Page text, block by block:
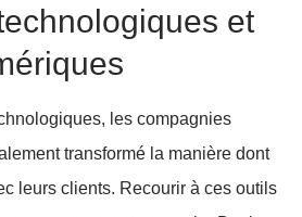
et
les compagnies
transformé la manière dont
leurs clients. Recourir à ces outils